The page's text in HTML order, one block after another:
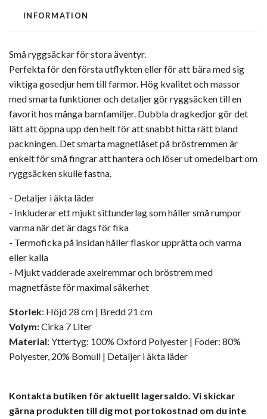
INFORMATION
Små ryggsäckar för stora äventyr.
Perfekta för den första utflykten eller för att bära med sig
viktiga gosedjur hem till farmor. Hög kvalitet och massor
med smarta funktioner och detaljer gör ryggsäcken till en
favorit hos många barnfamiljer. Dubbla dragkedjor gör det
lätt att öppna upp den helt för att snabbt hitta rätt bland
packningen. Det smarta magnetlåset på bröstremmen är
enkelt för små fingrar att hantera och löser ut omedelbart om
ryggsäcken skulle fastna.
- Detaljer i äkta läder
- Inkluderar ett mjukt sittunderlag som håller små rumpor
varma när det är dags för fika
- Termoficka på insidan håller flaskor upprätta och varma
eller kalla
- Mjukt vadderade axelremmar och bröstrem med
magnetfäste för maximal säkerhet
Storlek: Höjd 28 cm | Bredd 21 cm
Volym:Cirka 7 Liter
Material: Yttertyg: 100% Oxford Polyester | Foder: 80%
Polyester, 20% Bomull | Detaljer i äkta läder
Kontakta butiken för aktuellt lagersaldo. Vi skickar
gärna produkten till dig mot portokostnad om du inte